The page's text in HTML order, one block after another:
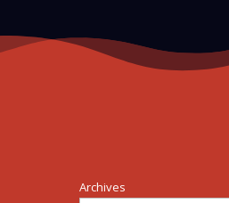
Archives